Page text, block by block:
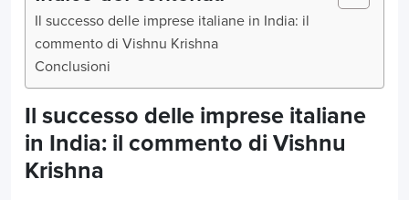
Il successo delle imprese italiane in India: il
commento di Vishnu Krishna
Conclusioni
Il successo delle imprese italiane
in India: il commento di Vishnu
Krishna